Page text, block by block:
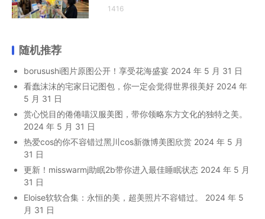
1416
随机推荐
borusushi图片原图公开！享受花海盛宴 2024 年 5 月 31 日
看蠢沫沫的宅家日记图包，你一定会觉得世界很美好 2024 年
5 月 31 日
赏心悦目的倦倦喵汉服美图，带你领略东方文化的独特之美。
2024 年 5 月 31 日
热爱cos的你不容错过黑川cos新微博美图欣赏 2024 年 5 月
31 日
更新！misswarmj助眠2b带你进入最佳睡眠状态 2024 年 5 月
31 日
Eloise软软合集：永恒的美，超美照片不容错过。
2024 年 5
月 31 日